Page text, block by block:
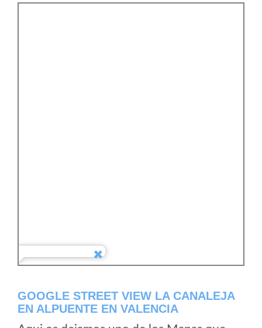
GOOGLE STREET VIEW LA CANALEJA
EN ALPUENTE EN VALENCIA